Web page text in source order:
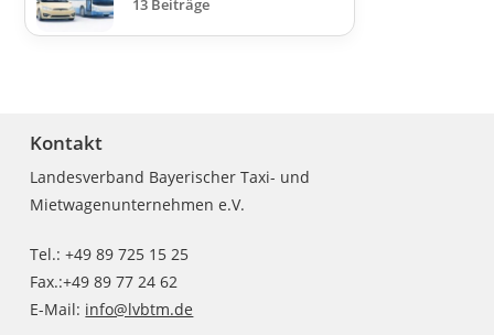
Kontakt
Landesverband Bayerischer Taxi- und
Mietwagenunternehmen e.V.
Tel.: +49 89 725 15 25
Fax.:+49 89 77 24 62
E-Mail: info@lvbtm.de